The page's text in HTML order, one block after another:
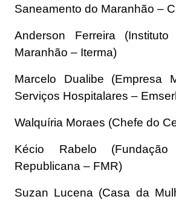
Saneamento do Maranhão –
Anderson Ferreira
Maranhão – Iterma)
Marcelo Dualibe (Empresa
Serviços Hospitalares –
Walquíria Moraes (Chefe do
Kécio Rabelo
Republicana – FMR)
Suzan Lucena (Casa da